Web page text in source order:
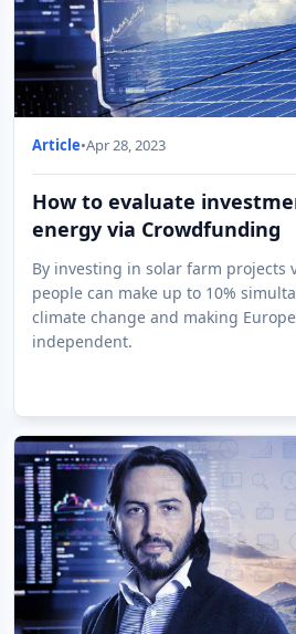
Article•Apr 28, 2023
How to evaluate
energy via Crowdfunding
By investing in solar farm projects
people can make up to 10%
climate change and making
independent.